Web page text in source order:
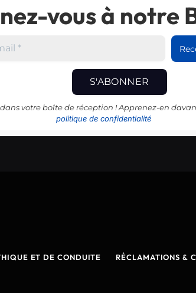
vous à notre
votre boîte de réception ! Apprenez-en
politique de confidentialité
ET DE CONDUITE RÉCLAMATIONS &